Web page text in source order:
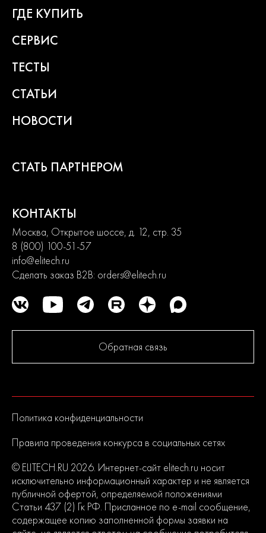
ГДЕ КУПИТЬ
СЕРВИС
ТЕСТЫ
СТАТЬИ
НОВОСТИ
СТАТЬ ПАРТНЕРОМ
КОНТАКТЫ
Москва, Открытое шоссе, д. 12, стр. 35
8 (800) 100-51-57
info@elitech.ru
Сделать заказ B2B: orders@elitech.ru
Обратная связь
Политика конфиденциальности
Правила проведения конкурса в социальных сетях
© ELITECH.RU 2026. Интернет-сайт elitech.ru носит
исключительно информационный характер и не является
публичной офертой, определяемой положениями
Статьи 437 (2) Гк РФ. Присланное по e-mail сообщение,
содержащее копию заполненной формы заявки на